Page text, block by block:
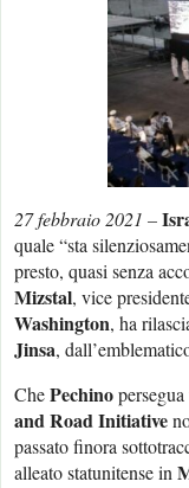
27 febbraio 2021 –
quale “sta
presto, quasi senza
Mizstal, vice
Washington, ha
Jinsa,
ChePechino
and Road Initiative
passato finora
alleato statunitense in